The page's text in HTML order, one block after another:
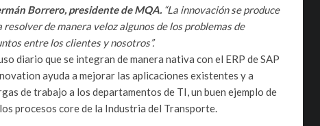
Borrero, presidente de MQA. “La innovación se produce
de manera veloz algunos de los problemas de
entre los clientes y nosotros”.
diario que se integran de manera nativa con el ERP de SAP
ayuda a mejorar las aplicaciones existentes y a
de trabajo a los departamentos de TI, un buen ejemplo de
procesos core de la Industria del Transporte.